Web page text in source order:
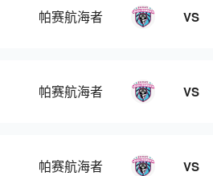
帕赛航海者 VS
帕赛航海者 VS
帕赛航海者 VS